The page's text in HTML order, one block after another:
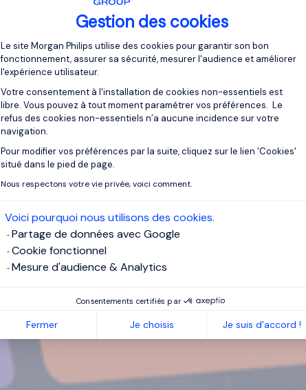
Gestion des cookies
Plateforme de Gestion du
Le site Morgan Philips utilise des cookies pour garantir son bon
fonctionnement, assurer sa sécurité, mesurer l'audience et améliorer
l'expérience utilisateur.
Votre consentement à l'installation de cookies non-essentiels est
libre. Vous pouvez à tout moment paramétrer vos préférences. Le
refus des cookies non-essentiels n’a aucune incidence sur votre
navigation.
Pour modifier vos préférences par la suite, cliquez sur le lien 'Cookies'
situé dans le pied de page.
Nous respectons votre vie privée, voici comment.
Voici pourquoi nous utilisons des cookies.
Partage de données avec Google
Cookie fonctionnel
Mesure d'audience & Analytics
Consentements certifiés par
Fermer Je choisis Je suis d'accord !
Axeptio consent